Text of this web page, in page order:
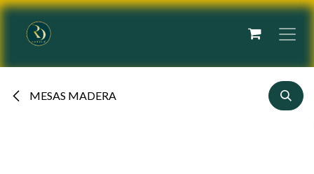
Ir al contenido
MESAS MADERA